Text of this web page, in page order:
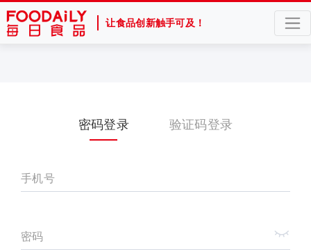
让食品创新触手可及！
密码登录 验证码登录
手机号
密码